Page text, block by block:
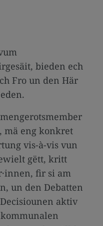
bieden ech
Fro un den Här
mä eng konkret
vis-à-vis vun
gëtt, kritt
fir si am
un den Debatten
aktiv